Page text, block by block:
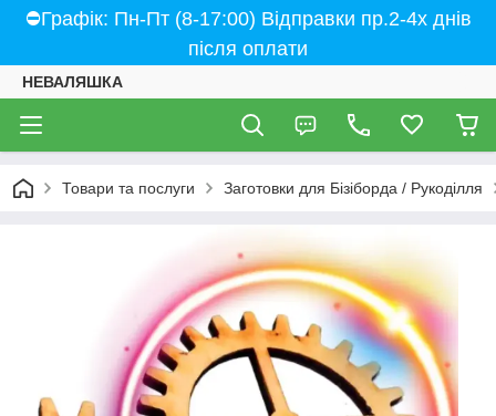
⛔Графік: Пн-Пт (8-17:00) Відправки пр.2-4х днів
після оплати
НЕВАЛЯШКА
Товари та послуги Заготовки для Бізіборда / Рукоділля